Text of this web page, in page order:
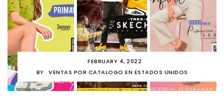
FEBRUARY 4, 2022
BY
VENTAS POR CATALOGO EN ESTADOS UNIDOS